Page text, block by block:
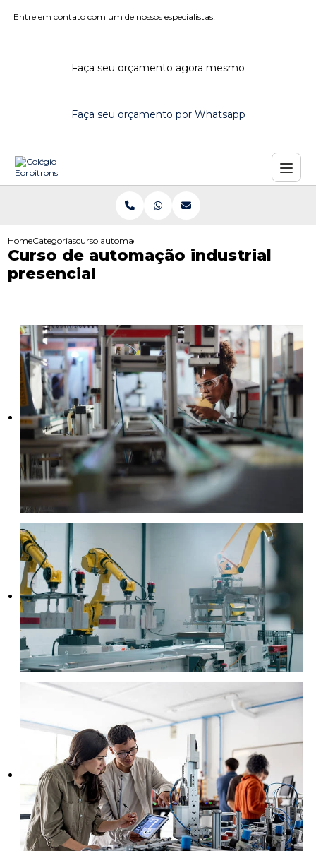
Entre em contato com um de nossos especialistas!
Faça seu orçamento agora mesmo
Faça seu orçamento por Whatsapp
HomeCategoriascurso automacao industrial presencial
Curso de automação industrial
presencial